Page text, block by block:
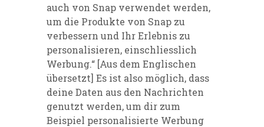
auch von Snap verwendet werden,
um die Produkte von Snap zu
verbessern und Ihr Erlebnis zu
personalisieren, einschliesslich
Werbung.“ [Aus dem Englischen
übersetzt] Es ist also möglich, dass
deine Daten aus den Nachrichten
genutzt werden, um dir zum
Beispiel personalisierte Werbung